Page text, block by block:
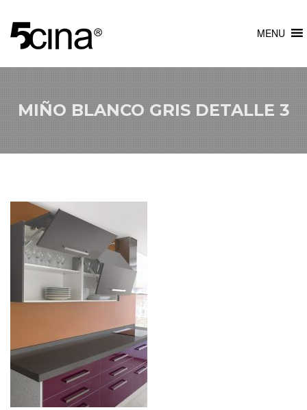
MENU
MIÑO BLANCO GRIS DETALLE 3